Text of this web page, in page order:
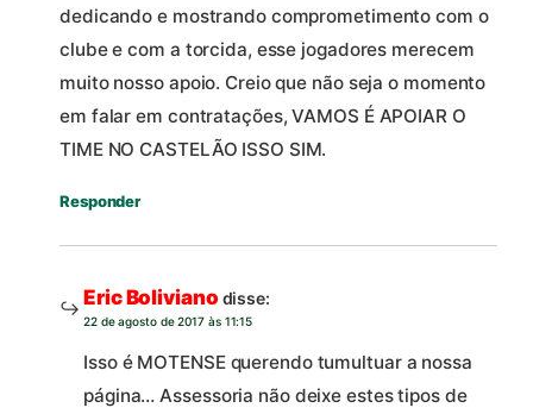
dedicando e mostrando comprometimento com o
clube e com a torcida, esse jogadores merecem
muito nosso apoio. Creio que não seja o momento
em falar em contratações, VAMOS É APOIAR O
TIME NO CASTELÃO ISSO SIM.
Responder
Eric Boliviano disse:
22 de agosto de 2017 às 11:15
Isso é MOTENSE querendo tumultuar a nossa
página… Assessoria não deixe estes tipos de